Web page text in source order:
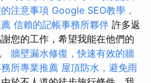
注意事項 Google SEO教學，
信賴的記帳事務所夥伴 許多返
您的工作，希望我能在他們的
牆壁漏水修復，快速有效的牆
所專業推薦 屋頂防水，避免雨